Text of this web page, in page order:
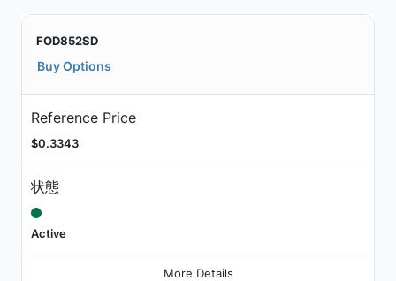
FOD852SD
Buy Options
Reference Price
$0.3343
状態
Active
More Details